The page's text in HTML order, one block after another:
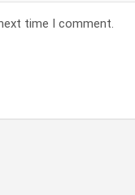
time I comment.